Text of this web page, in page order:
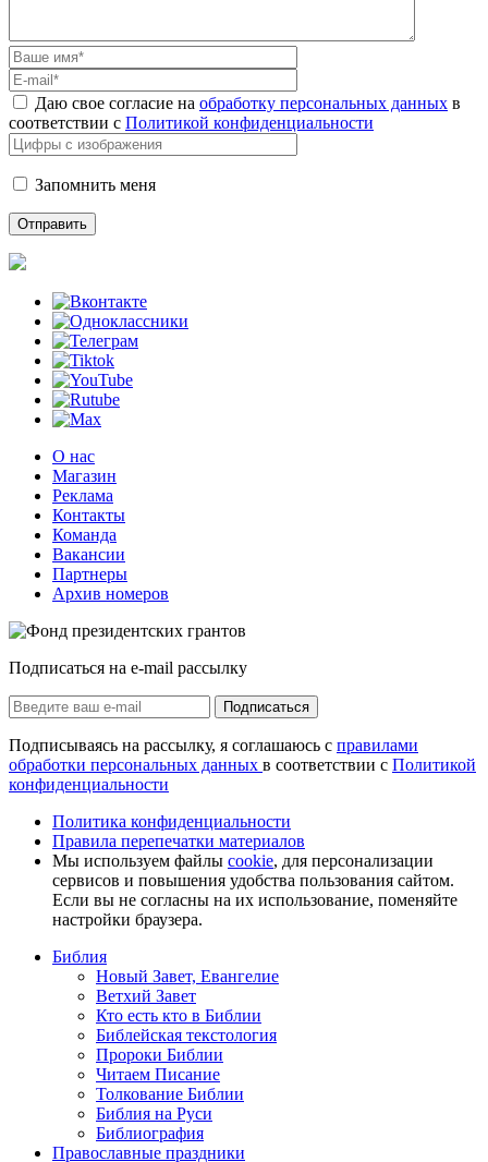
Даю свое согласие на обработку персональных данных в
соответствии с Политикой конфиденциальности
Запомнить меня
О нас
Магазин
Реклама
Контакты
Команда
Вакансии
Партнеры
Архив номеров
Подписаться на e-mail рассылку
Подписаться
Подписываясь на рассылку, я соглашаюсь с правилами
обработки персональных данных в соответствии с Политикой
конфиденциальности
Политика конфиденциальности
Правила перепечатки материалов
Мы используем файлы cookie, для персонализации
сервисов и повышения удобства пользования сайтом.
Если вы не согласны на их использование, поменяйте
настройки браузера.
Библия
Новый Завет, Евангелие
Ветхий Завет
Кто есть кто в Библии
Библейская текстология
Пророки Библии
Читаем Писание
Толкование Библии
Библия на Руси
Библиография
Православные праздники